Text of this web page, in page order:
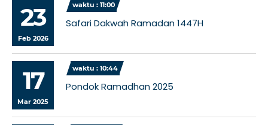
23
Feb 2026
waktu : 11:00
Safari Dakwah Ramadan 1447H
17
Mar 2025
waktu : 10:44
Pondok Ramadhan 2025